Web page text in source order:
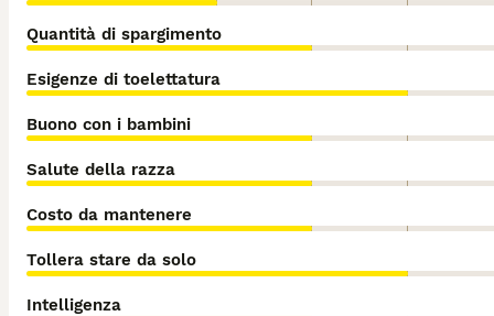
Quantità di spargimento
Esigenze di toelettatura
Buono con i bambini
Salute della razza
Costo da mantenere
Tollera stare da solo
Intelligenza